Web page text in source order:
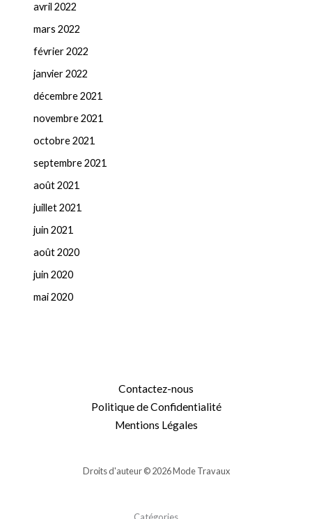
avril 2022
mars 2022
février 2022
janvier 2022
décembre 2021
novembre 2021
octobre 2021
septembre 2021
août 2021
juillet 2021
juin 2021
août 2020
juin 2020
mai 2020
Contactez-nous
Politique de Confidentialité
Mentions Légales
Droits d'auteur © 2026 Mode Travaux
Catégories